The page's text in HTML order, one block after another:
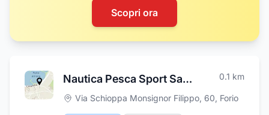
Scopri ora
Nautica Pesca Sport Savarese 0.1 km
Via Schioppa Monsignor Filippo, 60, Forio